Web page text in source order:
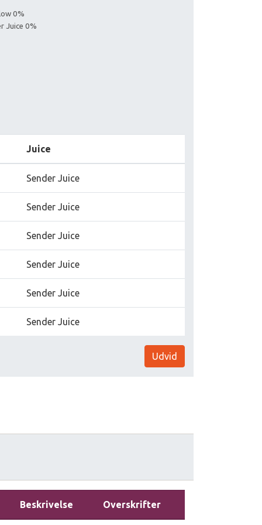
0%
Juice 0%
Juice
Sender Juice
Sender Juice
Sender Juice
Sender Juice
Sender Juice
Sender Juice
Udvid
Beskrivelse Overskrifter